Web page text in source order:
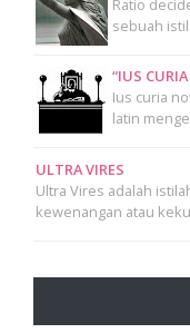
Ratio
sebuah
“IUS
Ius curia
latin
ULTRA VIRES
Ultra Vires adalah
kewenangan atau